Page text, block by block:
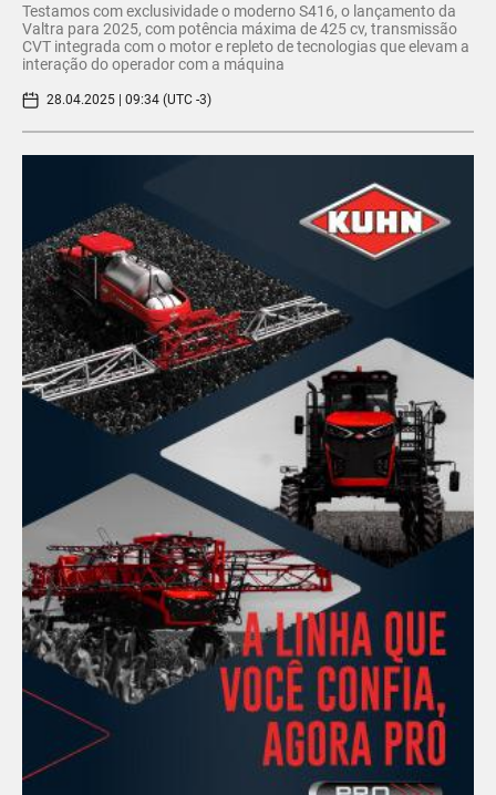
Testamos com exclusividade o moderno S416, o lançamento da
Valtra para 2025, com potência máxima de 425 cv, transmissão
CVT integrada com o motor e repleto de tecnologias que elevam a
interação do operador com a máquina
28.04.2025 | 09:34 (UTC -3)